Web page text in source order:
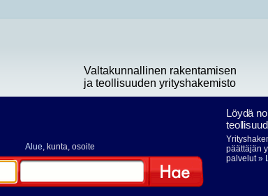
Valtakunnallinen rakentamisen
ja teollisuuden yrityshakemisto
Alue, kunta, osoite
Löydä
päättäjän
palvelut»